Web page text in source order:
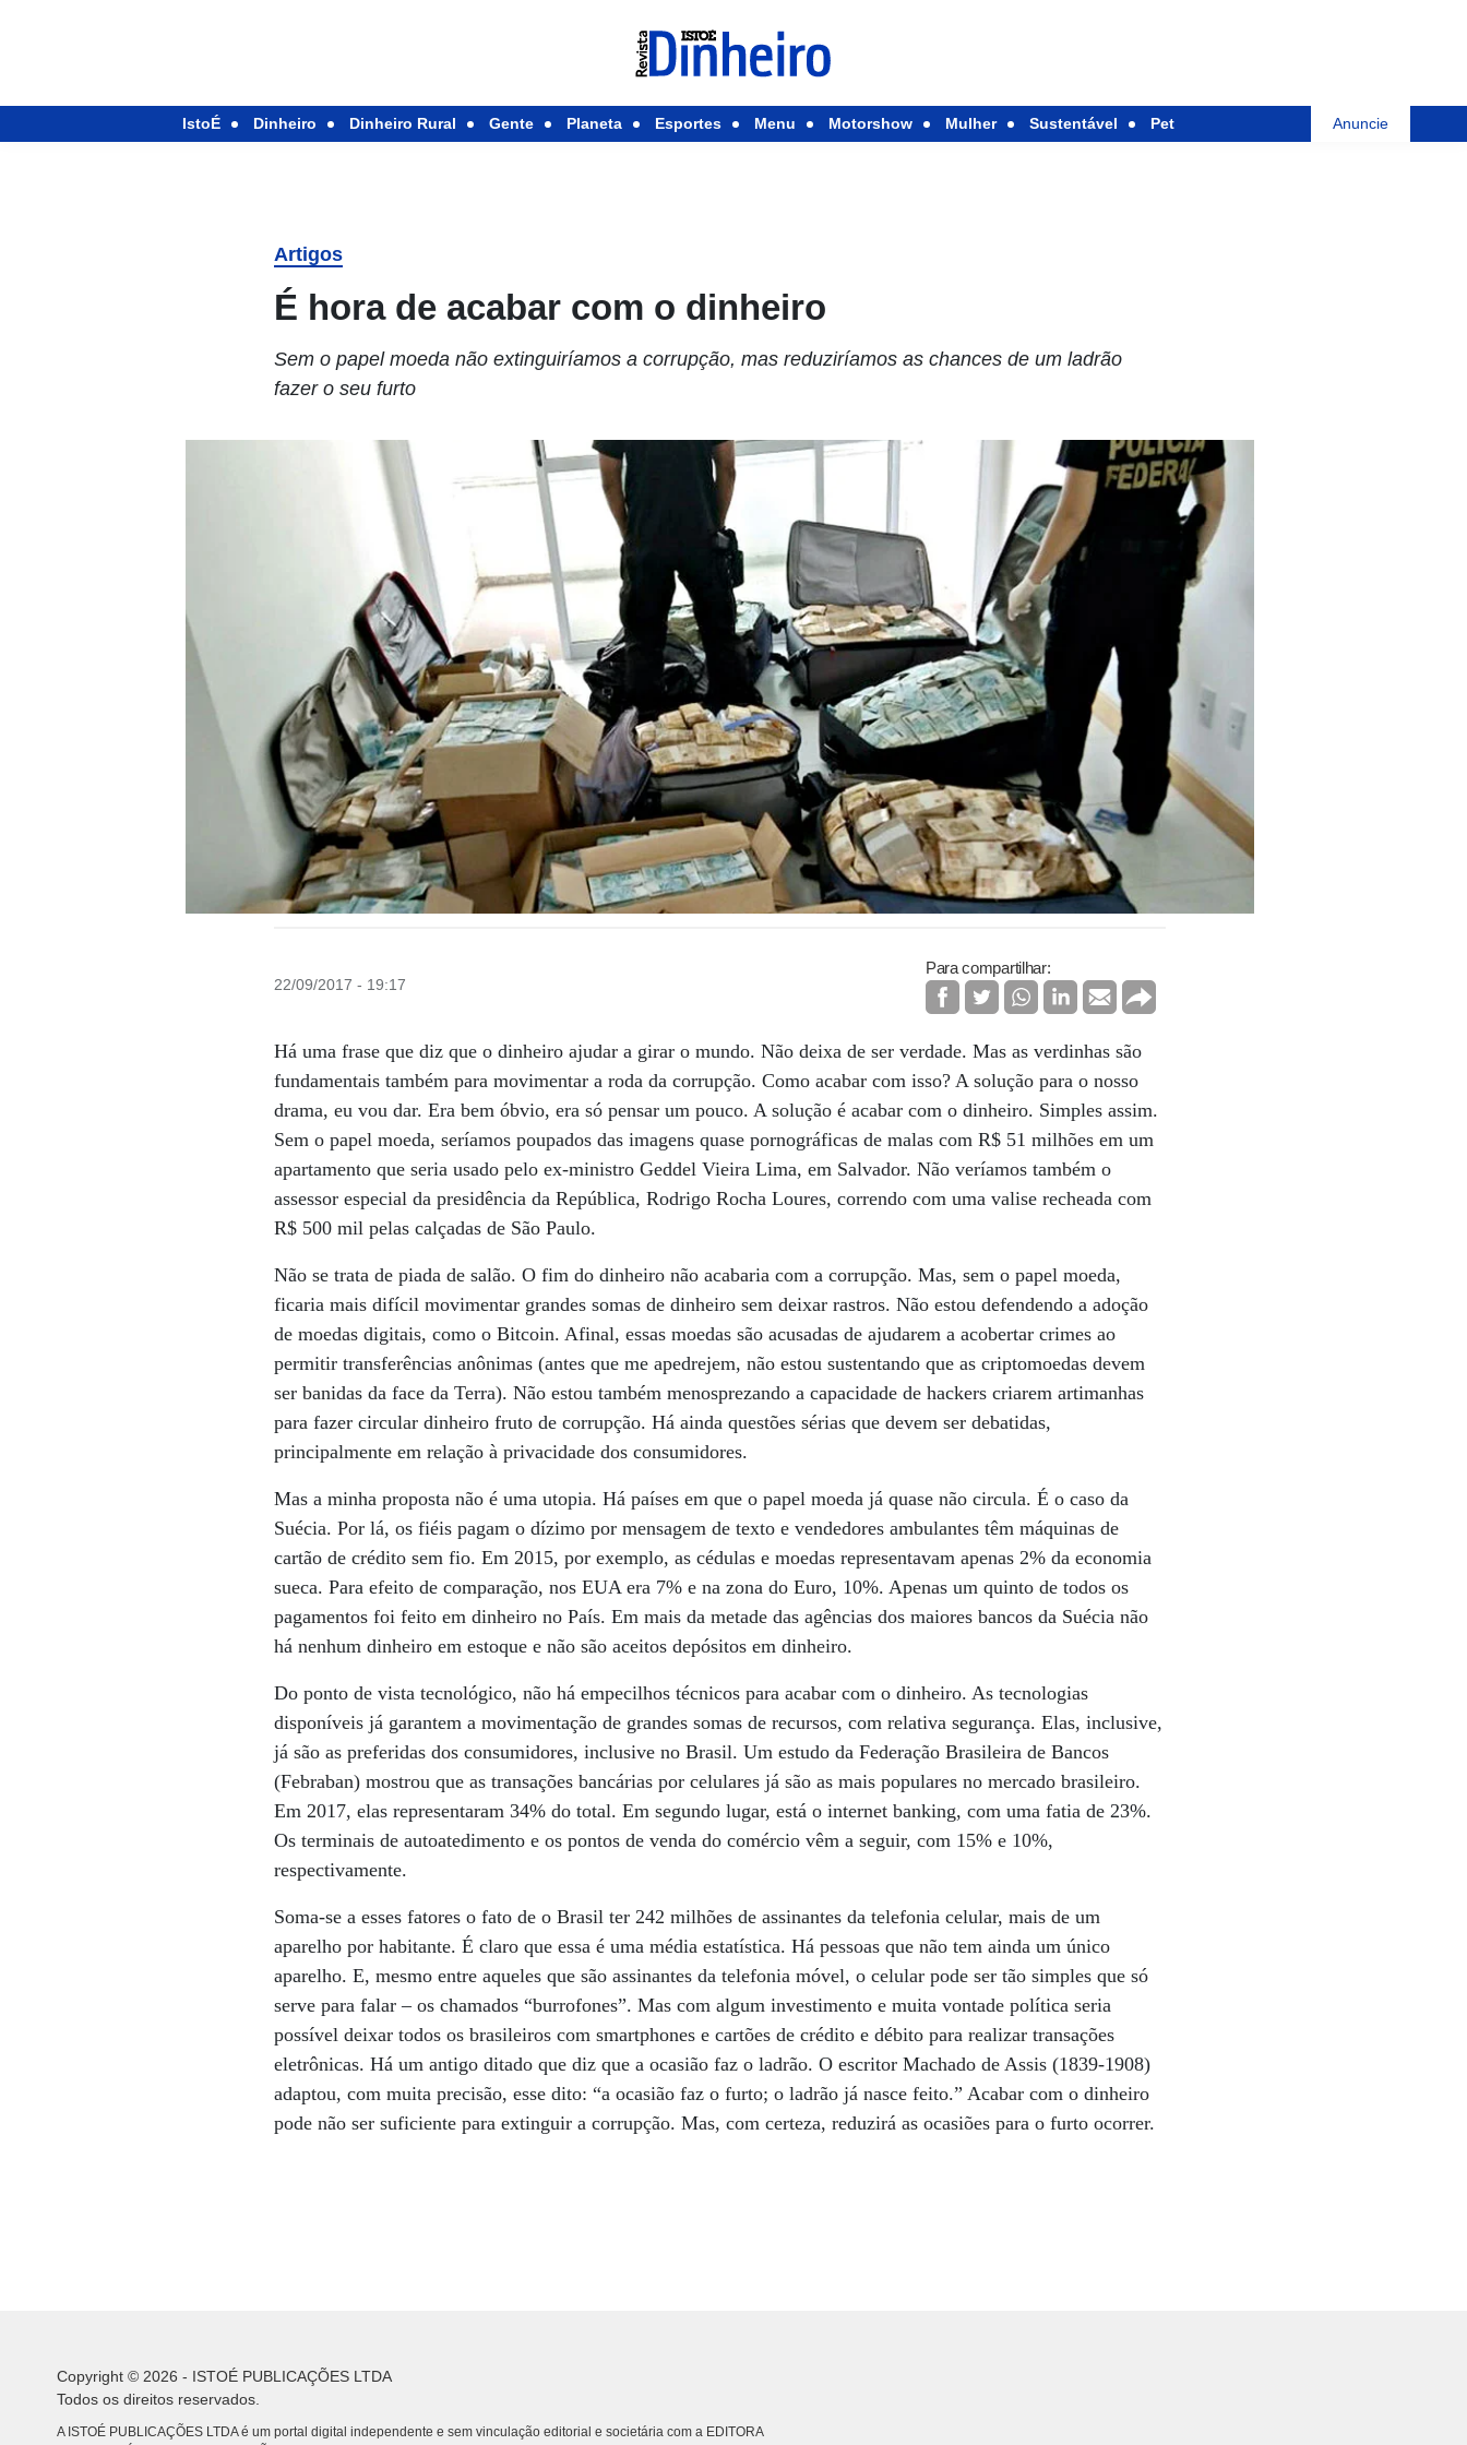
IstoÉ Dinheiro Dinheiro Rural Gente Planeta Esportes Menu Motorshow Mulher Sustentável Pet Anuncie
Artigos
É hora de acabar com o dinheiro
Sem o papel moeda não extinguiríamos a corrupção, mas reduziríamos as chances de um ladrão
fazer o seu furto
22/09/2017 - 19:17
Para compartilhar:
Há uma frase que diz que o dinheiro ajudar a girar o mundo. Não deixa de ser verdade. Mas as verdinhas são
fundamentais também para movimentar a roda da corrupção. Como acabar com isso? A solução para o nosso
drama, eu vou dar. Era bem óbvio, era só pensar um pouco. A solução é acabar com o dinheiro. Simples assim.
Sem o papel moeda, seríamos poupados das imagens quase pornográficas de malas com R$ 51 milhões em um
apartamento que seria usado pelo ex-ministro Geddel Vieira Lima, em Salvador. Não veríamos também o
assessor especial da presidência da República, Rodrigo Rocha Loures, correndo com uma valise recheada com
R$ 500 mil pelas calçadas de São Paulo.
Não se trata de piada de salão. O fim do dinheiro não acabaria com a corrupção. Mas, sem o papel moeda,
ficaria mais difícil movimentar grandes somas de dinheiro sem deixar rastros. Não estou defendendo a adoção
de moedas digitais, como o Bitcoin. Afinal, essas moedas são acusadas de ajudarem a acobertar crimes ao
permitir transferências anônimas (antes que me apedrejem, não estou sustentando que as criptomoedas devem
ser banidas da face da Terra). Não estou também menosprezando a capacidade de hackers criarem artimanhas
para fazer circular dinheiro fruto de corrupção. Há ainda questões sérias que devem ser debatidas,
principalmente em relação à privacidade dos consumidores.
Mas a minha proposta não é uma utopia. Há países em que o papel moeda já quase não circula. É o caso da
Suécia. Por lá, os fiéis pagam o dízimo por mensagem de texto e vendedores ambulantes têm máquinas de
cartão de crédito sem fio. Em 2015, por exemplo, as cédulas e moedas representavam apenas 2% da economia
sueca. Para efeito de comparação, nos EUA era 7% e na zona do Euro, 10%. Apenas um quinto de todos os
pagamentos foi feito em dinheiro no País. Em mais da metade das agências dos maiores bancos da Suécia não
há nenhum dinheiro em estoque e não são aceitos depósitos em dinheiro.
Do ponto de vista tecnológico, não há empecilhos técnicos para acabar com o dinheiro. As tecnologias
disponíveis já garantem a movimentação de grandes somas de recursos, com relativa segurança. Elas, inclusive,
já são as preferidas dos consumidores, inclusive no Brasil. Um estudo da Federação Brasileira de Bancos
(Febraban) mostrou que as transações bancárias por celulares já são as mais populares no mercado brasileiro.
Em 2017, elas representaram 34% do total. Em segundo lugar, está o internet banking, com uma fatia de 23%.
Os terminais de autoatedimento e os pontos de venda do comércio vêm a seguir, com 15% e 10%,
respectivamente.
Soma-se a esses fatores o fato de o Brasil ter 242 milhões de assinantes da telefonia celular, mais de um
aparelho por habitante. É claro que essa é uma média estatística. Há pessoas que não tem ainda um único
aparelho. E, mesmo entre aqueles que são assinantes da telefonia móvel, o celular pode ser tão simples que só
serve para falar – os chamados “burrofones”. Mas com algum investimento e muita vontade política seria
possível deixar todos os brasileiros com smartphones e cartões de crédito e débito para realizar transações
eletrônicas. Há um antigo ditado que diz que a ocasião faz o ladrão. O escritor Machado de Assis (1839-1908)
adaptou, com muita precisão, esse dito: “a ocasião faz o furto; o ladrão já nasce feito.” Acabar com o dinheiro
pode não ser suficiente para extinguir a corrupção. Mas, com certeza, reduzirá as ocasiões para o furto ocorrer.
Copyright © 2026 - ISTOÉ PUBLICAÇÕES LTDA
Todos os direitos reservados.
A ISTOÉ PUBLICAÇÕES LTDA é um portal digital independente e sem vinculação editorial e societária com a EDITORA